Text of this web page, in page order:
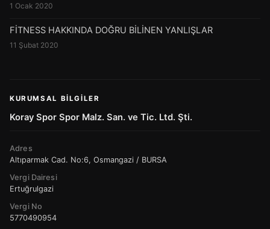
1 Ocak 2020
FİTNESS HAKKINDA DOĞRU BİLİNEN YANLIŞLAR
11 Şubat 2020
KURUMSAL BILGILER
Koray Spor Spor Malz. San. ve Tic. Ltd. Şti.
Adres
Altıparmak Cad. No:6, Osmangazi / BURSA
Vergi Dairesi
Ertuğrulgazi
Vergi No
5770490954